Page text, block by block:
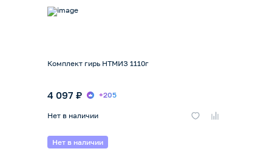
Комплект гирь НТМИЗ 1110г
4 097 ₽ +205
Нет в наличии
Нет в наличии